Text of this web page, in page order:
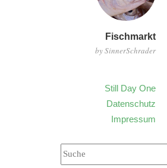
Fischmarkt
by SinnerSchrader
Still Day One
Datenschutz
Impressum